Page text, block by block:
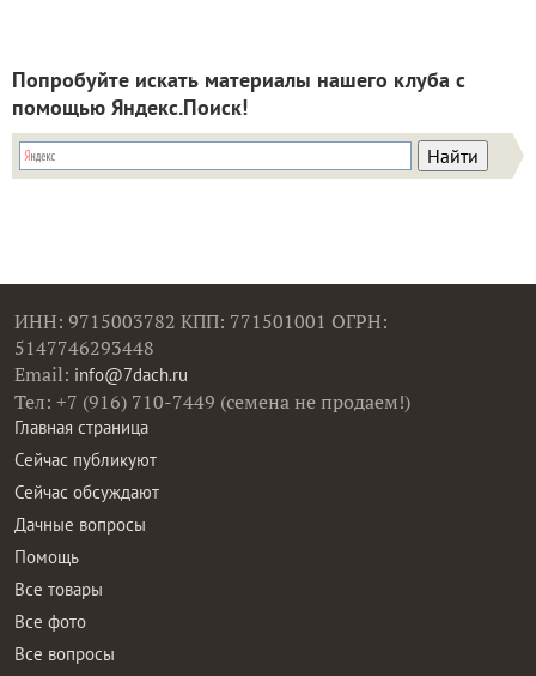
Попробуйте искать материалы нашего клуба с
помощью Яндекс.Поиск!
ИНН: 9715003782 КПП: 771501001 ОГРН:
5147746293448
Email: info@7dach.ru
Тел: +7 (916) 710-7449 (семена не продаем!)
Главная страница
Сейчас публикуют
Сейчас обсуждают
Дачные вопросы
Помощь
Все товары
Все фото
Все вопросы